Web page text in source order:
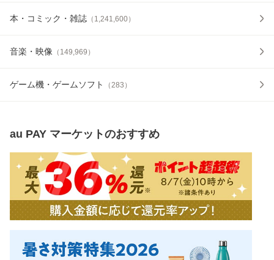
本・コミック・雑誌 （ 1,241,600）
音楽・映像 （ 149,969 ）
ゲーム機・ゲームソフト （283 ）
au PAY マーケットのおすすめ